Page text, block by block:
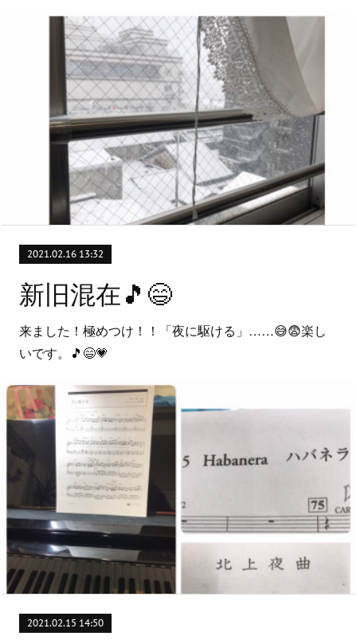
2021.02.16 13:32
新旧混在🎵😄
来ました！極めつけ！！「夜に駆ける」……😅😨楽し
いです。🎵😄💗
2021.02.15 14:50